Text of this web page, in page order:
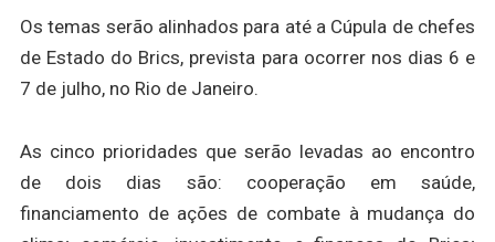
Os temas serão alinhados para até a Cúpula de chefes
de Estado do Brics, prevista para ocorrer nos dias 6 e
7 de julho, no Rio de Janeiro.
As cinco prioridades que serão levadas ao encontro
de dois dias são: cooperação em saúde,
financiamento de ações de combate à mudança do